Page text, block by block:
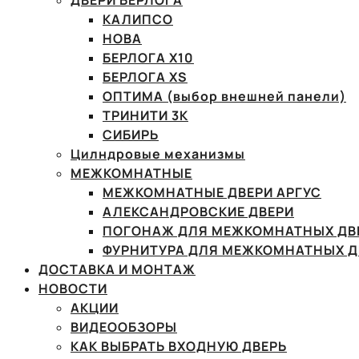
КАЛИПСО
НОВА
БЕРЛОГА Х10
БЕРЛОГА XS
ОПТИМА (выбор внешней панели)
ТРИНИТИ 3К
СИБИРЬ
Цилндровые механизмы
МЕЖКОМНАТНЫЕ
МЕЖКОМНАТНЫЕ ДВЕРИ АРГУС
АЛЕКСАНДРОВСКИЕ ДВЕРИ
ПОГОНАЖ ДЛЯ МЕЖКОМНАТНЫХ
ФУРНИТУРА ДЛЯ МЕЖКОМНАТНЫХ
ДОСТАВКА И МОНТАЖ
НОВОСТИ
АКЦИИ
ВИДЕООБЗОРЫ
КАК ВЫБРАТЬ ВХОДНУЮ ДВЕРЬ